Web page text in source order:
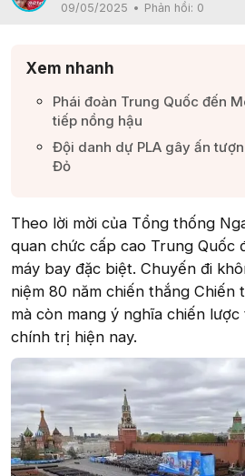
09/05/2025
Phản hồi: 0
Xem nhanh
Phái đoàn Trung Quốc đến
tiếp nồng hậu​
Đội danh dự PLA gây ấn
Đỏ​
Theo lời mời của Tổng thống
quan chức cấp cao Trung Quốc
máy bay đặc biệt. Chuyến đi
niệm 80 năm chiến thắng Chiến
mà còn mang ý nghĩa chiến
chính trị hiện nay.